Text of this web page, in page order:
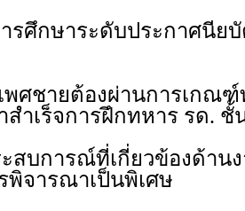
ศึกษาระดับประกาศนีย
พศชายต้องผ่านการเกณ
สำเร็จการฝึกทหาร รด.
สบการณ์ที่เกี่ยวข้องด้าน
พิจารณาเป็นพิเศษ